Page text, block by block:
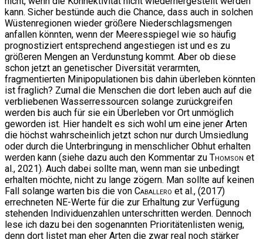
kann. Sicher bestünde auch die Chance, dass auch in solchen
Wüstenregionen wieder größere Niederschlagsmengen
anfallen könnten, wenn der Meeresspiegel wie so häufig
prognostiziert entsprechend angestiegen ist und es zu
größeren Mengen an Verdunstung kommt. Aber ob diese
schon jetzt an genetischer Diversität verarmten,
fragmentierten Minipopulationen bis dahin überleben könnten
ist fraglich? Zumal die Menschen die dort leben auch auf die
verbliebenen Wasserressourcen solange zurückgreifen
werden bis auch für sie ein Überleben vor Ort unmöglich
geworden ist. Hier handelt es sich wohl um eine jener Arten
die höchst wahrscheinlich jetzt schon nur durch Umsiedlung
oder durch die Unterbringung in menschlicher Obhut erhalten
werden kann (siehe dazu auch den Kommentar zu Thomson et
al., 2021). Auch dabei sollte man, wenn man sie unbedingt
erhalten möchte, nicht zu lange zögern. Man sollte auf keinen
Fall solange warten bis die von Caballero et al., (2017)
errechneten NE-Werte für die zur Erhaltung zur Verfügung
stehenden Individuenzahlen unterschritten werden. Dennoch
lese ich dazu bei den sogenannten Prioritätenlisten wenig,
denn dort listet man eher Arten die zwar real noch stärker